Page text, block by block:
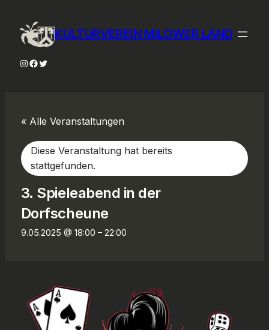
KULTURVEREIN MILOWER LAND
Instagram
Facebook
Twitter
« Alle Veranstaltungen
Diese Veranstaltung hat bereits
stattgefunden.
3. Spieleabend in der
Dorfscheune
9.05.2025 @ 18:00 – 22:00